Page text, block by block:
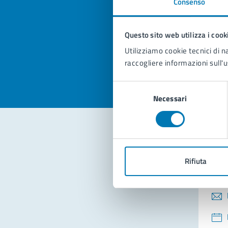
Questo sito web utilizza i
Utilizziamo cookie tecnici di
raccogliere informazioni
consenso
Necessari
Rifiuta